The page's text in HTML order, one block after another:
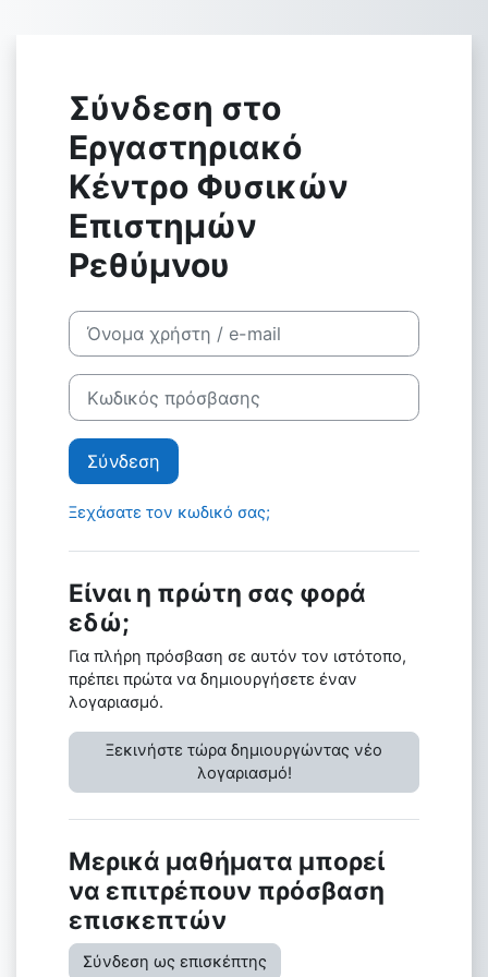
Σύνδεση στο
Εργαστηριακό
Κέντρο Φυσικών
Επιστημών
Ρεθύμνου
Μετάβαση για να δημιουργήσετε νέο λογαριασμό
Όνομα χρήστη / e-mail
Κωδικός πρόσβασης
Σύνδεση
Ξεχάσατε τον κωδικό σας;
Είναι η πρώτη σας φορά
εδώ;
Για πλήρη πρόσβαση σε αυτόν τον ιστότοπο,
πρέπει πρώτα να δημιουργήσετε έναν
λογαριασμό.
Ξεκινήστε τώρα δημιουργώντας νέο
λογαριασμό!
Μερικά μαθήματα μπορεί
να επιτρέπουν πρόσβαση
επισκεπτών
Σύνδεση ως επισκέπτης